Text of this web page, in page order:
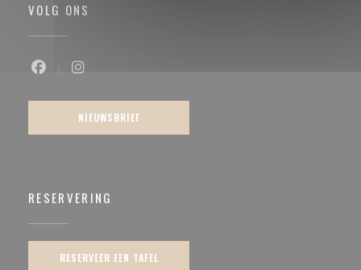
VOLG ONS
Facebook ((opent in een nieuw venster))
NIEUWSBRIEF
RESERVERING
RESERVEER EEN TAFEL